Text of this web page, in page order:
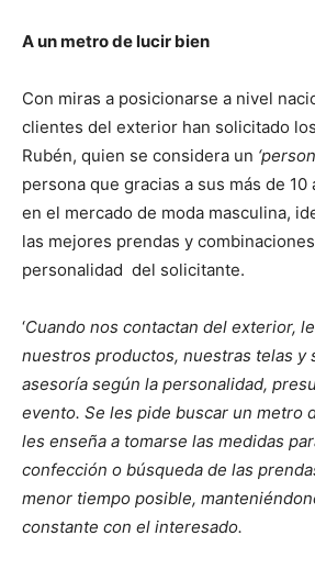
A un metro de lucir bien
Con miras a posicionarse a nivel
clientes del exterior han solicitado
Rubén, quien se considera un
persona que gracias a sus más de
en el mercado de moda masculina,
las mejores prendas y
personalidad del solicitante.
‘Cuando nos contactan del exterior,
nuestros productos, nuestras telas y
asesoría según la personalidad,
evento. Se les pide buscar un metro
les enseña a tomarse las medidas
confección o búsqueda de las
menor tiempo posible,
constante con el interesado.